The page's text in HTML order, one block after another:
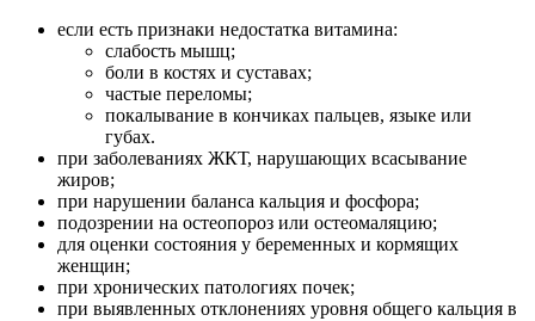
если есть признаки недостатка витамина:
слабость мышц;
боли в костях и суставах;
частые переломы;
покалывание в кончиках пальцев, языке или
губах.
при заболеваниях ЖКТ, нарушающих всасывание
жиров;
при нарушении баланса кальция и фосфора;
подозрении на остеопороз или остеомаляцию;
для оценки состояния у беременных и кормящих
женщин;
при хронических патологиях почек;
при выявленных отклонениях уровня общего кальция в